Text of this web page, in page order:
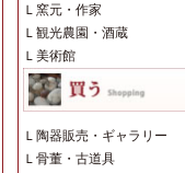
Ｌ 窯元・作家
Ｌ 観光農園・酒蔵
Ｌ 美術館
Ｌ 陶器販売・ギャラリー
Ｌ 骨董・古道具